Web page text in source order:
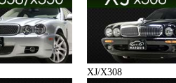
XJ/X308